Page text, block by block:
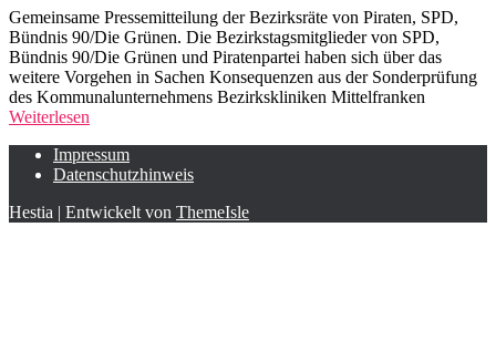
Gemeinsame Pressemitteilung der Bezirksräte von Piraten, SPD,
Bündnis 90/Die Grünen. Die Bezirkstagsmitglieder von SPD,
Bündnis 90/Die Grünen und Piratenpartei haben sich über das
weitere Vorgehen in Sachen Konsequenzen aus der Sonderprüfung
des Kommunalunternehmens Bezirkskliniken Mittelfranken
Weiterlesen
Impressum
Datenschutzhinweis
Hestia | Entwickelt von ThemeIsle